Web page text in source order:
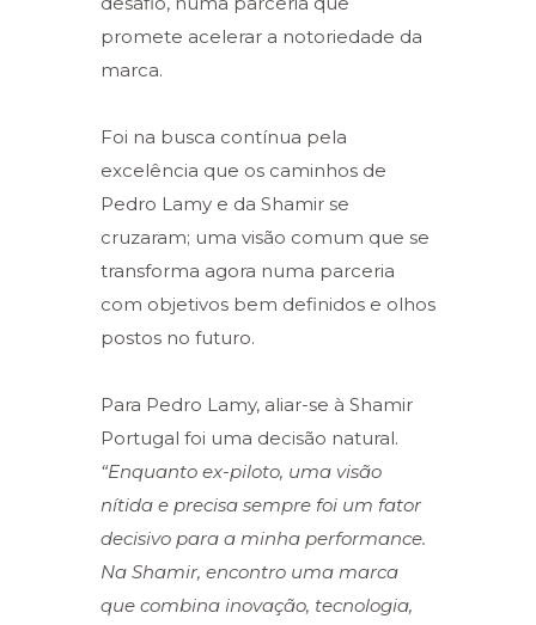
promete acelerar a notoriedade da
marca.
Foi na busca contínua pela
excelência que os caminhos de
Pedro Lamy e da Shamir se
cruzaram; uma visão comum que se
transforma agora numa parceria
com objetivos bem definidos e olhos
postos no futuro.
Para Pedro Lamy, aliar-se à Shamir
Portugal foi uma decisão natural.
“Enquanto ex-piloto, uma visão
nítida e precisa sempre foi um fator
decisivo para a minha performance.
Na Shamir, encontro uma marca
que combina inovação, tecnologia,